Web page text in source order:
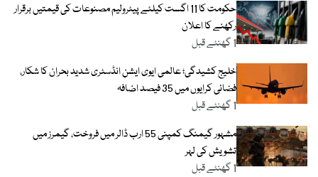
حکومت کا 11 اگست کیلئے پیٹرولیم مصنوعات کی قیمتیں برقرار
رکھنے کا اعلان
1 گھنٹے قبل
خلیج کشیدگی؛ عالمی ایوی ایشن انڈسٹری شدید بحران کا شکار،
فضائی کرایوں میں 35 فیصد اضافہ
1 گھنٹے قبل
مشہور گیمنگ کمپنی 55 ارب ڈالر میں فروخت، گیمرز میں
تشویش کی لہر
1 گھنٹے قبل